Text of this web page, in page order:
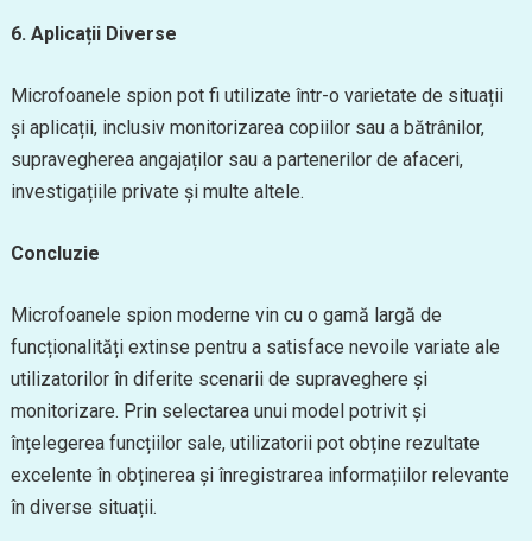
6. Aplicații Diverse
Microfoanele spion pot fi utilizate într-o varietate de situații
și aplicații, inclusiv monitorizarea copiilor sau a bătrânilor,
supravegherea angajaților sau a partenerilor de afaceri,
investigațiile private și multe altele.
Concluzie
Microfoanele spion moderne vin cu o gamă largă de
funcționalități extinse pentru a satisface nevoile variate ale
utilizatorilor în diferite scenarii de supraveghere și
monitorizare. Prin selectarea unui model potrivit și
înțelegerea funcțiilor sale, utilizatorii pot obține rezultate
excelente în obținerea și înregistrarea informațiilor relevante
în diverse situații.